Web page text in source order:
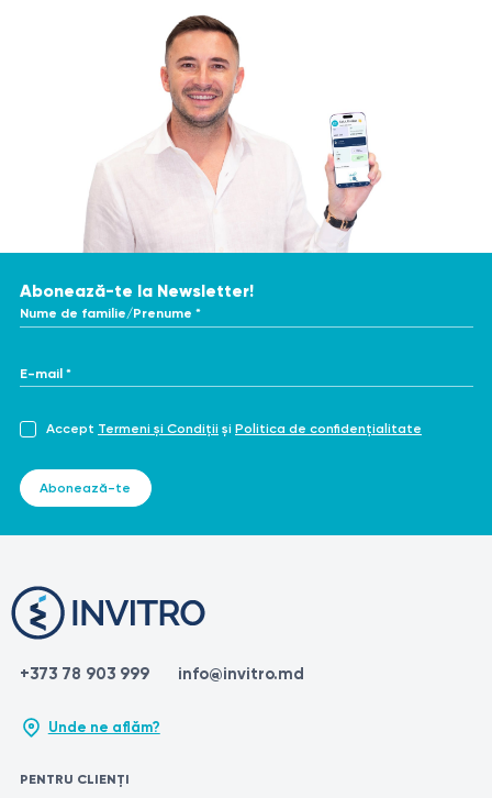
Abonează-te la Newsletter!
Nume de familie/Prenume *
E-mail *
Accept Termeni și Condiții și Politica de confidențialitate
Abonează-te
+373 78 903 999 info@invitro.md
Unde ne aflăm?
PENTRU CLIENȚI